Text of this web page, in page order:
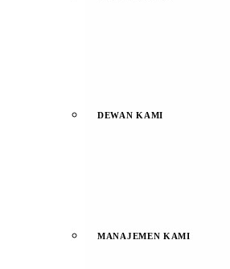
DEWAN KAMI
MANAJEMEN KAMI